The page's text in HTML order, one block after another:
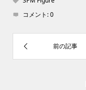
コメント:0